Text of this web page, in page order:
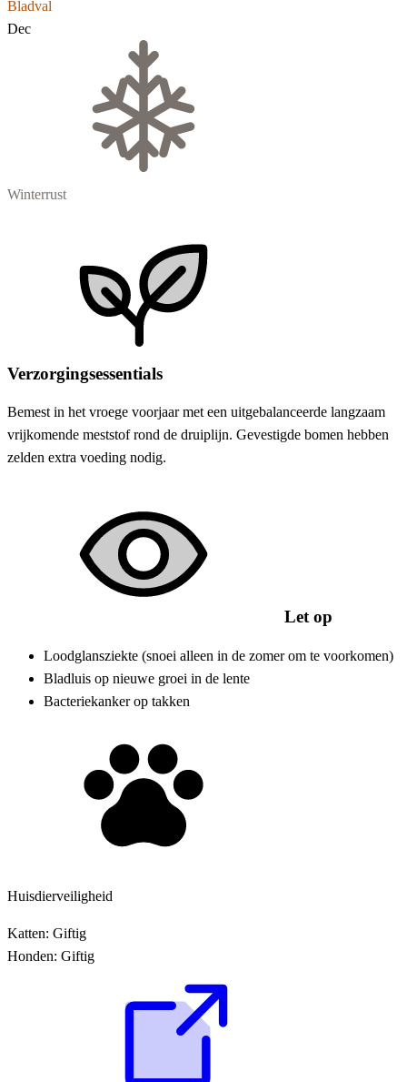
Bladval
Dec
Winterrust
Verzorgingsessentials
Bemest in het vroege voorjaar met een uitgebalanceerde langzaam
vrijkomende meststof rond de druiplijn. Gevestigde bomen hebben
zelden extra voeding nodig.
Let op
Loodglansziekte (snoei alleen in de zomer om te voorkomen)
Bladluis op nieuwe groei in de lente
Bacteriekanker op takken
Huisdierveiligheid
Katten: Giftig
Honden: Giftig